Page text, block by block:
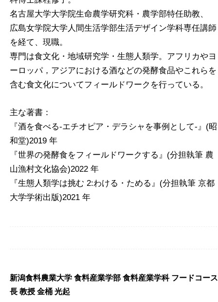
名古屋大学大学院生命農学研究科・農学部特任助教、
広島女学院大学人間生活学部生活デザイン学科専任講師
を経て、現職。
専門は食文化・地域研究学・生態人類学。アフリカやヨ
ーロッパ，アジアにおける酒などの発酵食品やこれらを
含む食文化についてフィールドワークを行っている。
主な著書：
『酒を食べる-エチオピア・デラシャを事例として-』(昭
和堂)2019 年
『世界の発酵食をフィールドワークする』(分担執筆 農
山漁村文化協会)2022 年
『生態人類学は挑む 2:わける・ためる』(分担執筆 京都
大学学術出版)2021 年
新潟食料農業大学 食料産業学部 食料産業学科 フードコース
長 教授 金桶 光起